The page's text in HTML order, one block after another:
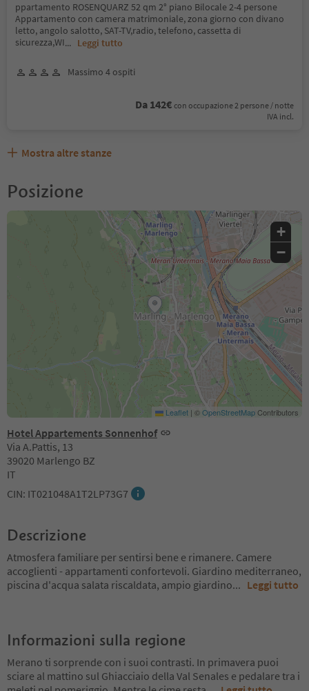
ppartamento ROSENQUARZ 52 qm 2° piano Bilocale 2-4 persone
Appartamento con camera matrimoniale, zona giorno con divano
letto, angolo salotto, SAT-TV,radio, telefono, cassetta di
sicurezza,WI... Leggi tutto
Massimo 4 ospiti
Da 142€ con occupazione 2 persone / notte
IVA incl.
Mostra altre stanze
Posizione
Hotel Appartements Sonnenhof
Via A.Pattis, 13
39020 Marlengo BZ
IT
CIN: IT021048A1T2LP73G7
+
−
Leaflet | ©OpenStreetMapContributors
Descrizione
Atmosfera familiare per sentirsi bene e rimanere. Camere
accoglienti - appartamenti confortevoli. Giardino mediterraneo,
piscina d'acqua salata riscaldata, ampio giardino... Leggi tutto
Informazioni sulla regione
Merano ti sorprende con i suoi contrasti. In primavera puoi
sciare al mattino sul Ghiacciaio della Val Senales e pedalare tra i